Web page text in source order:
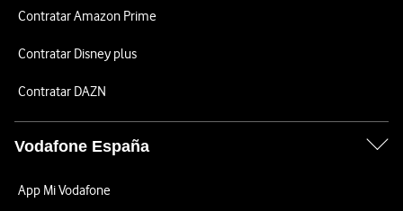
Contratar Amazon Prime
Contratar Disney plus
Contratar DAZN
Vodafone España
App Mi Vodafone